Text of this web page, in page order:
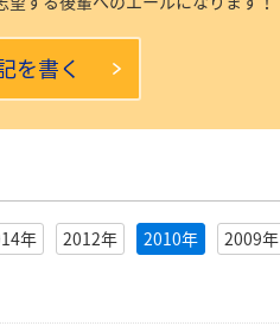
を書く
年 2012年 2010年 2009年